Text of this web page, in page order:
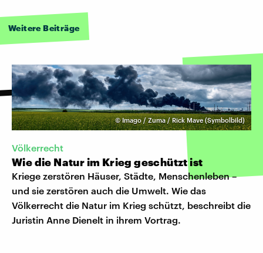
Weitere Beiträge
©Imago / Zuma / Rick Mave (Symbolbild)
Völkerrecht
Wie die Natur im Krieg geschützt ist
Kriege zerstören Häuser, Städte, Menschenleben –
und sie zerstören auch die Umwelt. Wie das
Völkerrecht die Natur im Krieg schützt, beschreibt die
Juristin Anne Dienelt in ihrem Vortrag.